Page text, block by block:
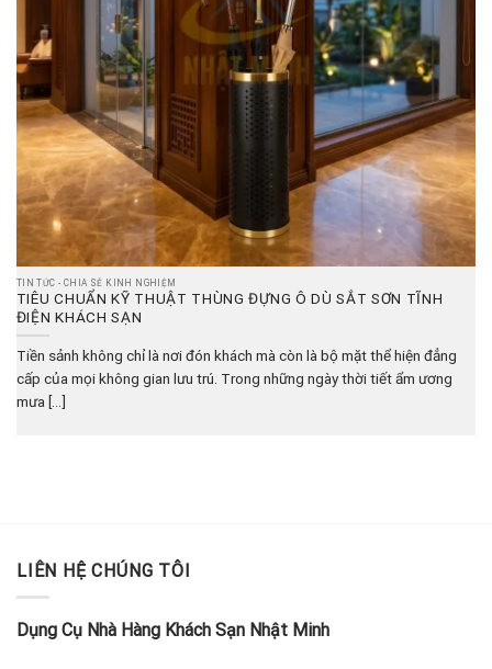
TIN TỨC - CHIA SẺ KINH NGHIỆM
TIÊU CHUẨN KỸ THUẬT THÙNG ĐỰNG Ô DÙ SẮT SƠN TĨNH
ĐIỆN KHÁCH SẠN
Tiền sảnh không chỉ là nơi đón khách mà còn là bộ mặt thể hiện đẳng
cấp của mọi không gian lưu trú. Trong những ngày thời tiết ẩm ương
mưa [...]
LIÊN HỆ CHÚNG TÔI
Dụng Cụ Nhà Hàng Khách Sạn Nhật Minh